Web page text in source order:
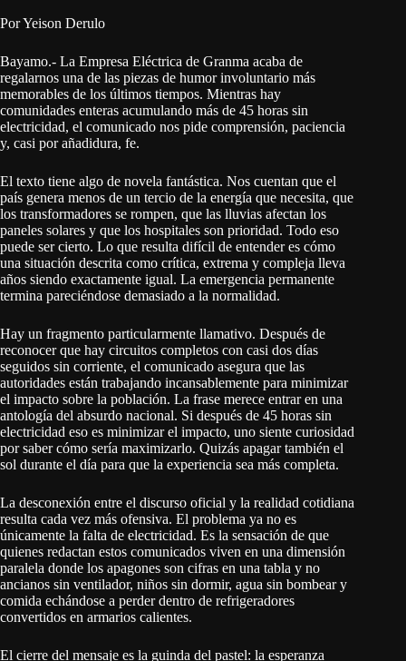
Por Yeison Derulo
Bayamo.- La Empresa Eléctrica de Granma acaba de
regalarnos una de las piezas de humor involuntario más
memorables de los últimos tiempos. Mientras hay
comunidades enteras acumulando más de 45 horas sin
electricidad, el comunicado nos pide comprensión, paciencia
y, casi por añadidura, fe.
El texto tiene algo de novela fantástica. Nos cuentan que el
país genera menos de un tercio de la energía que necesita, que
los transformadores se rompen, que las lluvias afectan los
paneles solares y que los hospitales son prioridad. Todo eso
puede ser cierto. Lo que resulta difícil de entender es cómo
una situación descrita como crítica, extrema y compleja lleva
años siendo exactamente igual. La emergencia permanente
termina pareciéndose demasiado a la normalidad.
Hay un fragmento particularmente llamativo. Después de
reconocer que hay circuitos completos con casi dos días
seguidos sin corriente, el comunicado asegura que las
autoridades están trabajando incansablemente para minimizar
el impacto sobre la población. La frase merece entrar en una
antología del absurdo nacional. Si después de 45 horas sin
electricidad eso es minimizar el impacto, uno siente curiosidad
por saber cómo sería maximizarlo. Quizás apagar también el
sol durante el día para que la experiencia sea más completa.
La desconexión entre el discurso oficial y la realidad cotidiana
resulta cada vez más ofensiva. El problema ya no es
únicamente la falta de electricidad. Es la sensación de que
quienes redactan estos comunicados viven en una dimensión
paralela donde los apagones son cifras en una tabla y no
ancianos sin ventilador, niños sin dormir, agua sin bombear y
comida echándose a perder dentro de refrigeradores
convertidos en armarios calientes.
El cierre del mensaje es la guinda del pastel: la esperanza